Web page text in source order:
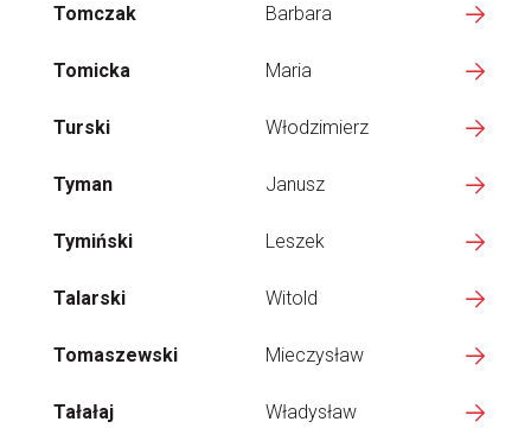
Tomczak Barbara
Tomicka Maria
Turski Włodzimierz
Tyman Janusz
Tymiński Leszek
Talarski Witold
Tomaszewski Mieczysław
Tałałaj Władysław